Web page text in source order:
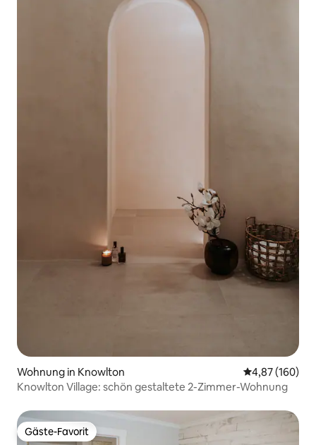
Wohnung in Knowlton
4,87 (160)
Knowlton Village: schön gestaltete 2-Zimmer-Wohnung
Gäste-Favorit
Gäste-Favorit